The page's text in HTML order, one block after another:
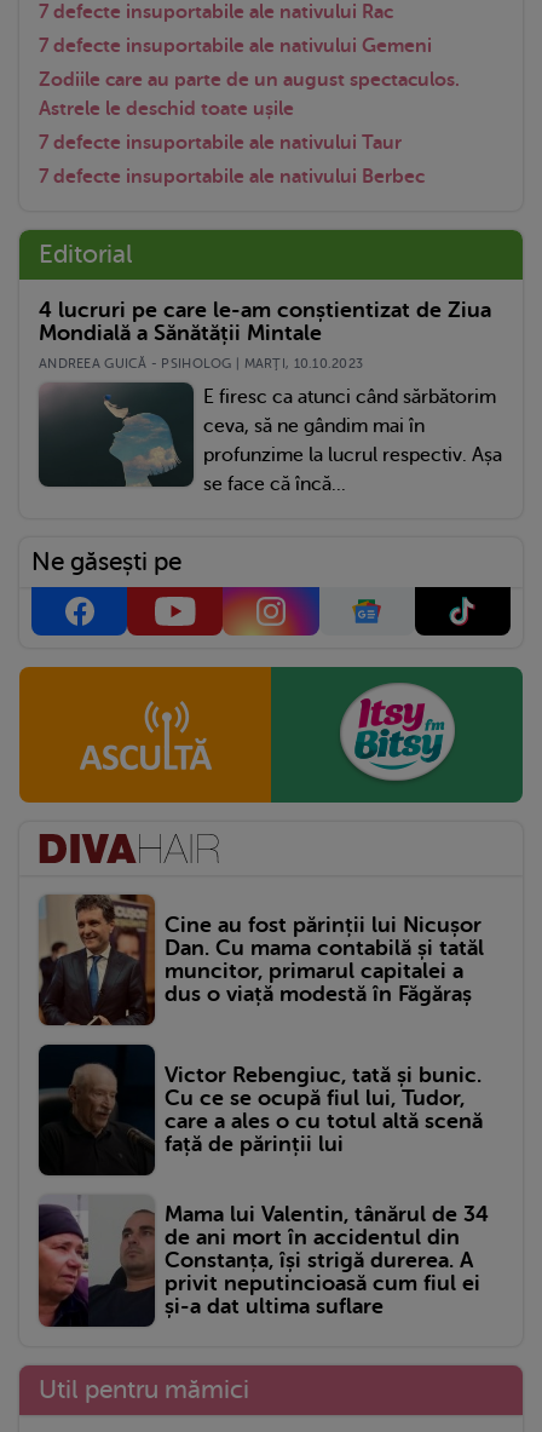
7 defecte insuportabile ale nativului Rac
7 defecte insuportabile ale nativului Gemeni
Zodiile care au parte de un august spectaculos.
Astrele le deschid toate ușile
7 defecte insuportabile ale nativului Taur
7 defecte insuportabile ale nativului Berbec
Editorial
4 lucruri pe care le-am conștientizat de Ziua
Mondială a Sănătății Mintale
ANDREEA GUICĂ - PSIHOLOG | MARŢI, 10.10.2023
E firesc ca atunci când sărbătorim
ceva, să ne gândim mai în
profunzime la lucrul respectiv. Așa
se face că încă...
Ne găsești pe
Cine au fost părinții lui Nicușor
Dan. Cu mama contabilă și tatăl
muncitor, primarul capitalei a
dus o viață modestă în Făgăraș
Victor Rebengiuc, tată și bunic.
Cu ce se ocupă fiul lui, Tudor,
care a ales o cu totul altă scenă
față de părinții lui
Mama lui Valentin, tânărul de 34
de ani mort în accidentul din
Constanța, își strigă durerea. A
privit neputincioasă cum fiul ei
și-a dat ultima suflare
Util pentru mămici